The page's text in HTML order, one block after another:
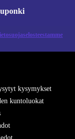
kysymykset
kuntoluokat